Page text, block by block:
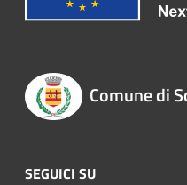
Comune di
SEGUICI SU